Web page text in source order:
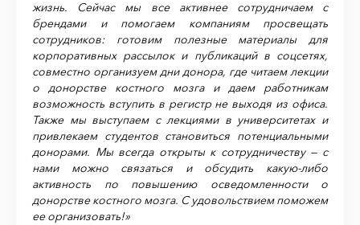
жизнь. Сейчас мы все активнее сотрудничаем с
брендами и помогаем компаниям просвещать
сотрудников: готовим полезные материалы для
корпоративных рассылок и публикаций в соцсетях,
совместно организуем дни донора, где читаем лекции
о донорстве костного мозга и даем работникам
возможность вступить в регистр не выходя из офиса.
Также мы выступаем с лекциями в университетах и
привлекаем студентов становиться потенциальными
донорами. Мы всегда открыты к сотрудничеству — с
нами можно связаться и обсудить какую-либо
активность по повышению осведомленности о
донорстве костного мозга. С удовольствием поможем
ее организовать!»